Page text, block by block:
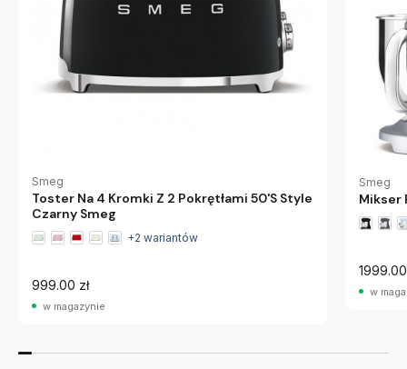
Smeg
Toster Na 4 Kromki Z 2 Pokrętłami 50'S Style
Czarny Smeg
+2 wariantów
999.00 zł
w magazynie
Smeg
Mikser
1999.00
w